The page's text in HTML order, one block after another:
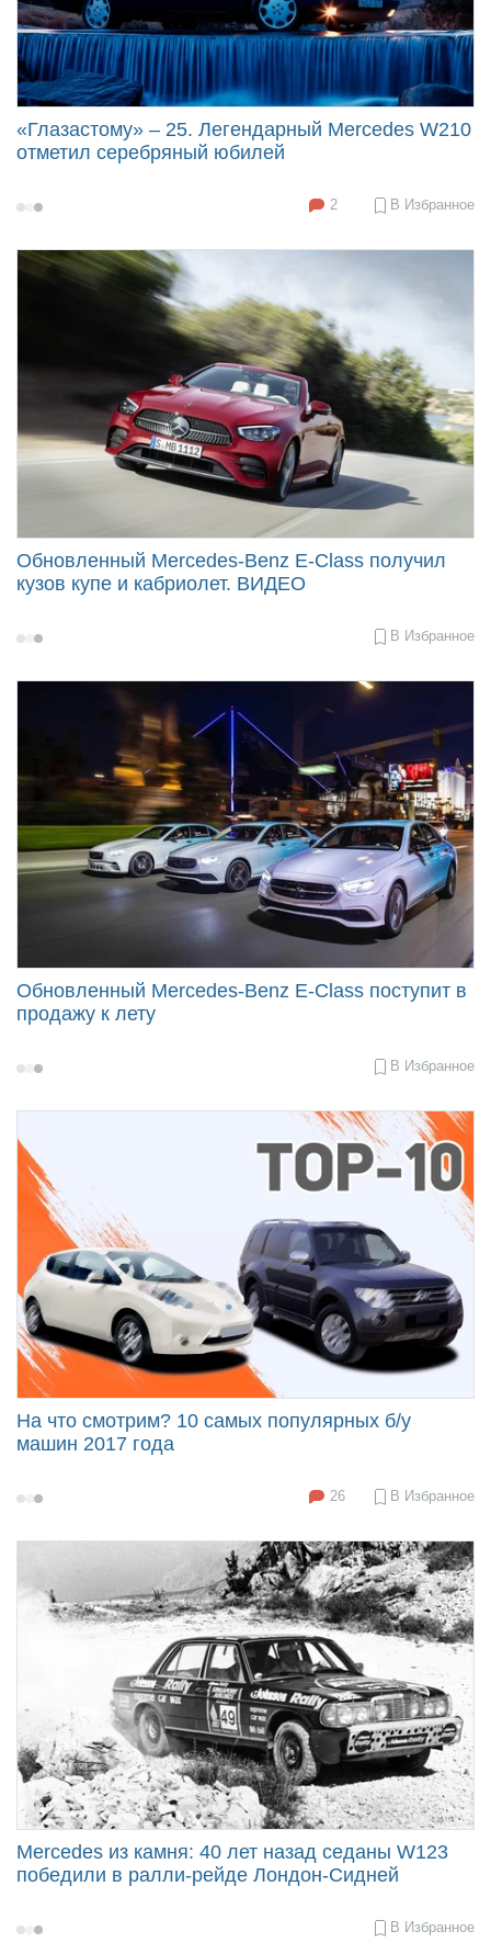
«Глазастому» – 25. Легендарный Mercedes W210
отметил серебряный юбилей
2020-
09:00
2 В Избранное
Обновленный Mercedes-Benz E-Class получил
кузов купе и кабриолет. ВИДЕО
2020-
В Избранное
Обновленный Mercedes-Benz E-Class поступит в
продажу к лету
2020-
В Избранное
На что смотрим? 10 самых популярных б/у
машин 2017 года
2018-
26 В Избранное
Mercedes из камня: 40 лет назад седаны W123
победили в ралли-рейде Лондон-Сидней
2017-
В Избранное